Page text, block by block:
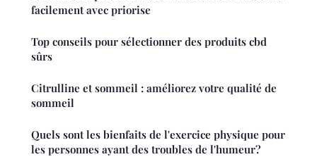
facilement avec priorise
Top conseils pour sélectionner des produits cbd
sûrs
Citrulline et sommeil : améliorez votre qualité de
sommeil
Quels sont les bienfaits de l'exercice physique pour
les personnes ayant des troubles de l'humeur?